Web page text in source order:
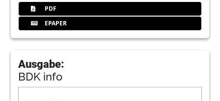
PDF
EPAPER
Ausgabe:
BDK info